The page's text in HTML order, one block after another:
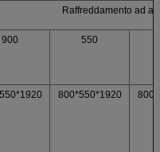
Raffreddamento ad
900 550
800*550*1920